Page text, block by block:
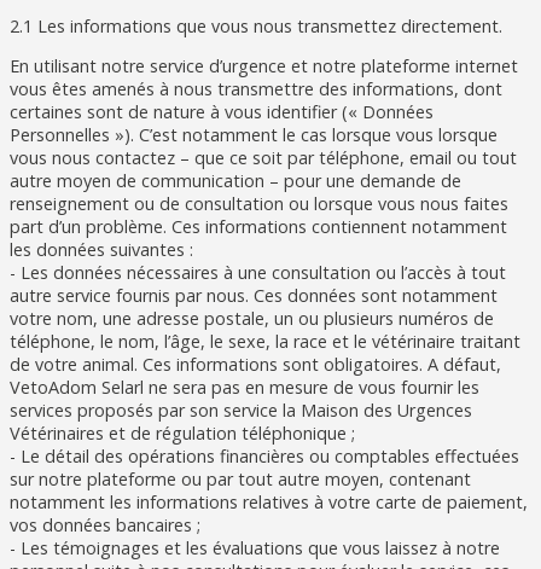
2.1 Les informations que vous nous transmettez directement.
En utilisant notre service d’urgence et notre plateforme internet
vous êtes amenés à nous transmettre des informations, dont
certaines sont de nature à vous identifier (« Données
Personnelles »). C’est notamment le cas lorsque vous lorsque
vous nous contactez – que ce soit par téléphone, email ou tout
autre moyen de communication – pour une demande de
renseignement ou de consultation ou lorsque vous nous faites
part d’un problème. Ces informations contiennent notamment
les données suivantes :
- Les données nécessaires à une consultation ou l’accès à tout
autre service fournis par nous. Ces données sont notamment
votre nom, une adresse postale, un ou plusieurs numéros de
téléphone, le nom, l’âge, le sexe, la race et le vétérinaire traitant
de votre animal. Ces informations sont obligatoires. A défaut,
VetoAdom Selarl ne sera pas en mesure de vous fournir les
services proposés par son service la Maison des Urgences
Vétérinaires et de régulation téléphonique ;
- Le détail des opérations financières ou comptables effectuées
sur notre plateforme ou par tout autre moyen, contenant
notamment les informations relatives à votre carte de paiement,
vos données bancaires ;
- Les témoignages et les évaluations que vous laissez à notre